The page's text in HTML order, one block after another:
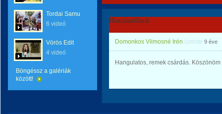
Tordai Samu
6 videó
Vörös Edit
4 videó
Böngéssz a galériák
között!
Hozzászólások
Domonkos Vilmosné Irén üzente 9 éve
Hangulatos, remek csárdás.